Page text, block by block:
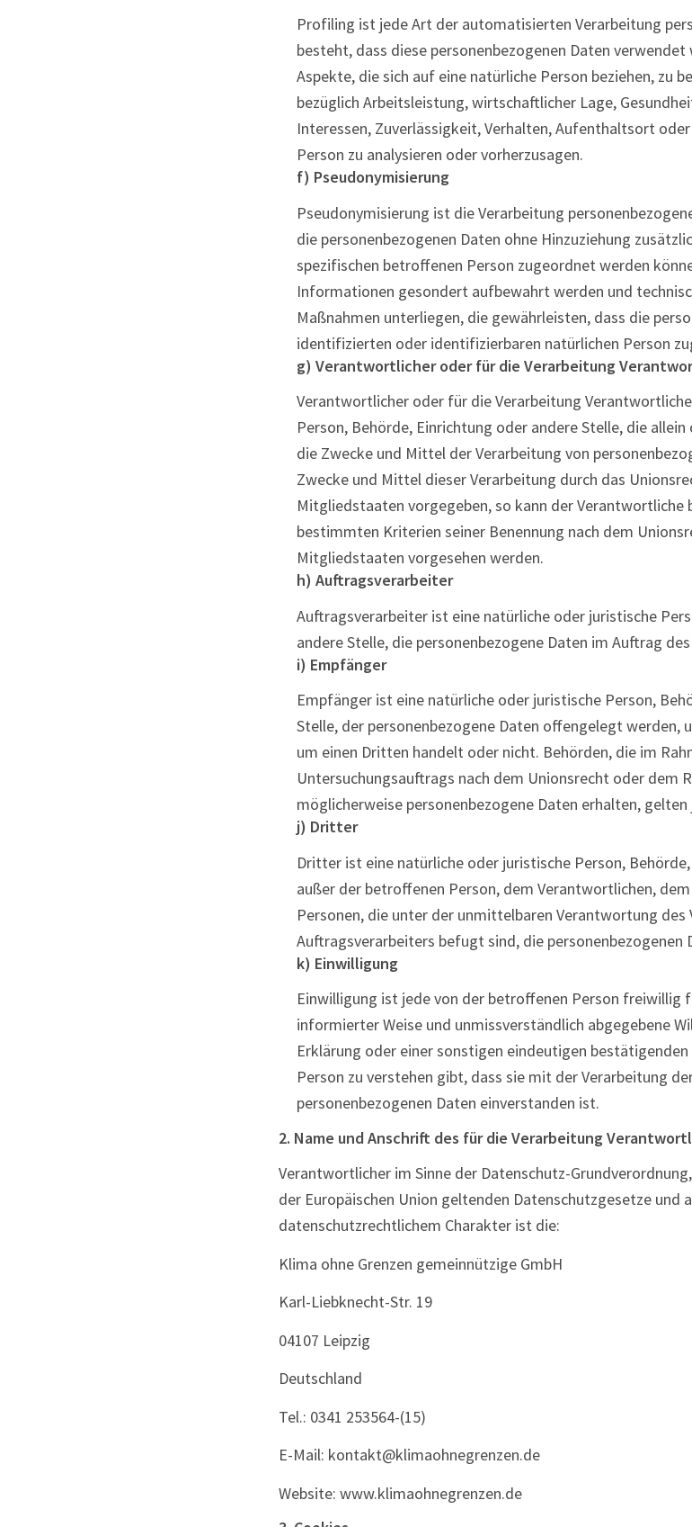
Profiling ist jede Art der automatisierten Verarbeitung
besteht, dass diese personenbezogenen Daten
Aspekte, die sich auf eine natürliche Person beziehen, zu
bezüglich Arbeitsleistung, wirtschaftlicher Lage,
Interessen, Zuverlässigkeit, Verhalten, Aufenthaltsort
Person zu analysieren oder vorherzusagen.
f) Pseudonymisierung
Pseudonymisierung ist die Verarbeitung
die personenbezogenen Daten ohne Hinzuziehung
spezifischen betroffenen Person zugeordnet werden
Informationen gesondert aufbewahrt werden und
Maßnahmen unterliegen, die gewährleisten, dass die
identifizierten oder identifizierbaren natürlichen Person
g) Verantwortlicher oder für die Verarbeitung
Verantwortlicher oder für die Verarbeitung
Person, Behörde, Einrichtung oder andere Stelle, die
die Zwecke und Mittel der Verarbeitung von
Zwecke und Mittel dieser Verarbeitung durch das
Mitgliedstaaten vorgegeben, so kann der Verantwortliche
bestimmten Kriterien seiner Benennung nach dem
Mitgliedstaaten vorgesehen werden.
h) Auftragsverarbeiter
Auftragsverarbeiter ist eine natürliche oder juristische
andere Stelle, die personenbezogene Daten im Auftrag
i) Empfänger
Empfänger ist eine natürliche oder juristische Person,
Stelle, der personenbezogene Daten offengelegt werden,
um einen Dritten handelt oder nicht. Behörden, die im
Untersuchungsauftrags nach dem Unionsrecht oder dem
möglicherweise personenbezogene Daten erhalten,
j) Dritter
Dritter ist eine natürliche oder juristische Person,
außer der betroffenen Person, dem Verantwortlichen,
Personen, die unter der unmittelbaren Verantwortung
Auftragsverarbeiters befugt sind, die personenbezogenen
k) Einwilligung
Einwilligung ist jede von der betroffenen Person freiwillig
informierter Weise und unmissverständlich abgegebene
Erklärung oder einer sonstigen eindeutigen
Person zu verstehen gibt, dass sie mit der Verarbeitung
personenbezogenen Daten einverstanden ist.
2. Name und Anschrift des für die Verarbeitung
Verantwortlicher im Sinne der Datenschutz-
der Europäischen Union geltenden Datenschutzgesetze und
datenschutzrechtlichem Charakter ist die:
Klima ohne Grenzen gemeinnützige GmbH
Karl-Liebknecht-Str. 19
04107 Leipzig
Deutschland
Tel.: 0341 253564-(15)
E-Mail: kontakt@klimaohnegrenzen.de
Website: www.klimaohnegrenzen.de